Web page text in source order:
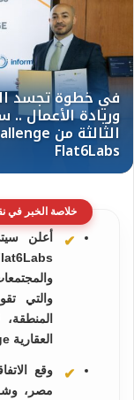
خلاصة الخبر في
أعلن
والتي
العقارية Egypt PropTech Challenge
وقع
مصر،